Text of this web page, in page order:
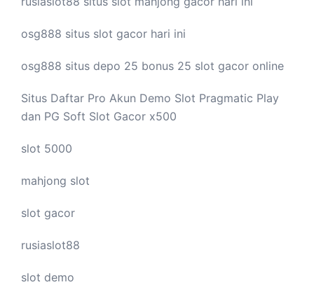
osg888 situs slot gacor hari ini
osg888 situs depo 25 bonus 25 slot gacor online
Situs Daftar Pro Akun Demo Slot Pragmatic Play
dan PG Soft Slot Gacor x500
slot 5000
mahjong slot
slot gacor
rusiaslot88
slot demo